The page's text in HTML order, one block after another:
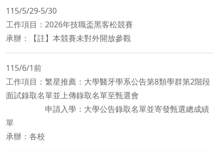
115/5/29-5/30
工作項目：2026年技職盃黑客松競賽
承辦：【註】本競賽未對外開放參觀
115/6/1前
工作項目：繁星推薦：大學醫牙學系公告第8類學群第2階段
面試錄取名單並上傳錄取名單至甄選會
申請入學：大學公告錄取名單並寄發甄選總成績
單
承辦：各校